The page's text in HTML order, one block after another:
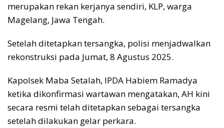
merupakan rekan kerjanya sendiri, KLP, warga
Magelang, Jawa Tengah.
Setelah ditetapkan tersangka, polisi menjadwalkan
rekonstruksi pada Jumat, 8 Agustus 2025.
Kapolsek Maba Setalah, IPDA Habiem Ramadya
ketika dikonfirmasi wartawan mengatakan, AH kini
secara resmi telah ditetapkan sebagai tersangka
setelah dilakukan gelar perkara.